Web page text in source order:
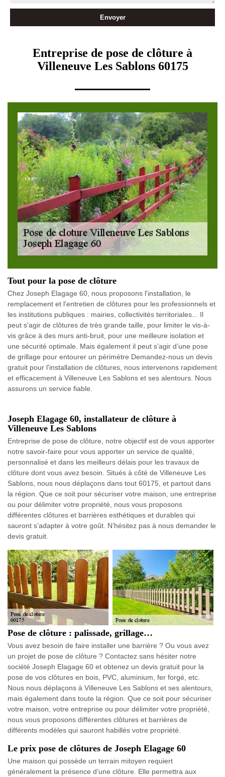
Entreprise de pose de clôture à
Villeneuve Les Sablons 60175
Tout pour la pose de clôture
Chez Joseph Elagage 60, nous proposons l'installation, le
remplacement et l'entretien de clôtures pour les professionnels et
les institutions publiques : mairies, collectivités territoriales... Il
peut s'agir de clôtures de très grande taille, pour limiter le vis-à-
vis grâce à des murs anti-bruit, pour une meilleure isolation et
une sécurité optimale. Mais également il peut s’agir d’une pose
de grillage pour entourer un périmètre Demandez-nous un devis
gratuit pour l'installation de clôtures, nous intervenons rapidement
et efficacement à Villeneuve Les Sablons et ses alentours. Nous
assurons un service fiable.
Joseph Elagage 60, installateur de clôture à
Villeneuve Les Sablons
Entreprise de pose de clôture, notre objectif est de vous apporter
notre savoir-faire pour vous apporter un service de qualité,
personnalisé et dans les meilleurs délais pour les travaux de
clôture dont vous avez besoin. Situés à côté de Villeneuve Les
Sablons, nous nous déplaçons dans tout 60175, et partout dans
la région. Que ce soit pour sécuriser votre maison, une entreprise
ou pour délimiter votre propriété, nous vous proposons
différentes clôtures et barrières esthétiques et durables qui
sauront s’adapter à votre goût. N’hésitez pas à nous demander le
devis gratuit.
Pose de clôture : palissade, grillage…
Vous avez besoin de faire installer une barrière ? Ou vous avez
un projet de pose de clôture ? Contactez sans hésiter notre
société Joseph Elagage 60 et obtenez un devis gratuit pour la
pose de vos clôtures en bois, PVC, aluminium, fer forgé, etc.
Nous nous déplaçons à Villeneuve Les Sablons et ses alentours,
mais également dans toute la région. Que ce soit pour sécuriser
votre maison, votre entreprise ou pour délimiter votre propriété,
nous vous proposons différentes clôtures et barrières de
différents modèles qui sauront habillés votre propriété.
Le prix pose de clôtures de Joseph Elagage 60
Une maison qui possède un terrain mitoyen requiert
généralement la présence d’une clôture. Elle permettra aux